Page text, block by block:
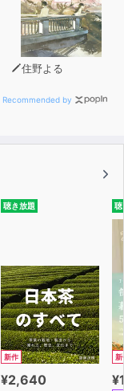
住野よる
Recommended by
聴き放題
新作
¥2,640
聴
新